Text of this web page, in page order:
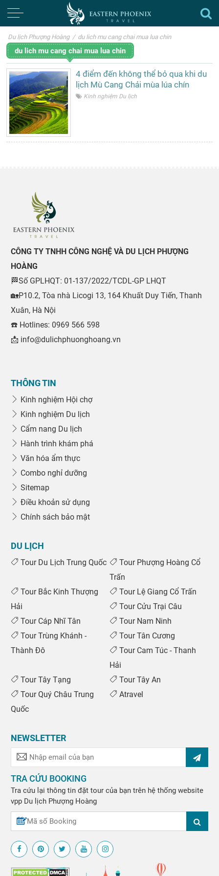
Du lịch Phượng Hoàng / du lich mu cang chai mua lua chin
du lich mu cang chai mua lua chin
4 điểm đến không thể bỏ qua khi du
lịch Mù Cang Chải mùa lúa chín
Kinh nghiệm Du lịch
CÔNG TY TNHH CÔNG NGHỆ VÀ DU LỊCH PHƯỢNG
HOÀNG
🏁Số GPLHQT: 01-137/2022/TCDL-GP LHQT
🏡P10.2, Tòa nhà Licogi 13, 164 Khuất Duy Tiến, Thanh
Xuân, Hà Nội
☎️ Hotlines: 0969 566 598
📩 info@dulichphuonghoang.vn
THÔNG TIN
Kinh nghiệm Hội chợ
Kinh nghiệm Du lịch
Cẩm nang Du lịch
Hành trình khám phá
Văn hóa ẩm thực
Combo nghỉ dưỡng
Sitemap
Điều khoản sử dụng
Chính sách bảo mật
DU LỊCH
Tour Du Lịch Trung Quốc
Tour Phượng Hoàng Cổ
Trấn
Tour Bắc Kinh Thượng
Hải
Tour Lệ Giang Cổ Trấn
Tour Cửu Trại Câu
Tour Cáp Nhĩ Tân
Tour Nam Ninh
Tour Trùng Khánh -
Thành Đô
Tour Tân Cương
Tour Cam Túc - Thanh
Hải
Tour Tây Tạng
Tour Tây An
Tour Quý Châu Trung
Quốc
Atravel
NEWSLETTER
TRA CỨU BOOKING
Tra cứu lại thông tin đặt tour của bạn trên hệ thống website
vpp Du lịch Phượng Hoàng